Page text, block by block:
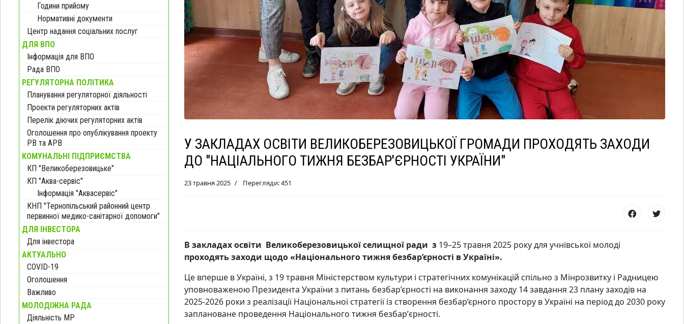
Години прийому
Нормативні документи
Центр надання соціальних послуг
ДЛЯ ВПО
Інформація для ВПО
Рада ВПО
РЕГУЛЯТОРНА ПОЛІТИКА
Планування регуляторної діяльності
Проекти регуляторних актів
Перелік діючих регуляторних актів
Оголошення про опублікування проекту
РВ та АРВ
КОМУНАЛЬНІ ПІДПРИЄМСТВА
КП "Великоберезовицьке"
КП "Аква-сервіс"
Інформація "Аквасервіс"
КНП "Тернопільський районний центр
первинної медико-санітарної допомоги"
ДЛЯ ІНВЕСТОРА
Для інвестора
АКТУАЛЬНО
COVID-19
Оголошення
Важливо
МОЛОДІЖНА РАДА
Діяльність МР
У ЗАКЛАДАХ ОСВІТИ ВЕЛИКОБЕРЕЗОВИЦЬКОЇ ГРОМАДИ ПРОХОДЯТЬ ЗАХОДИ
ДО "НАЦІАЛЬНОГО ТИЖНЯ БЕЗБАР'ЄРНОСТІ УКРАЇНИ"
23 травня 2025 Перегляди: 451
В закладах освіти Великоберезовицької селищної ради з 19–25 травня 2025 року для учнівської молоді
проходять заходи щодо «Національного тижня безбар’єрності в Україні».
Це вперше в Україні, з 19 травня Міністерством культури і стратегічних комунікацій спільно з Мінрозвитку і Радницею
уповноваженою Президента України з питань безбар’єрності на виконання заходу 14 завдання 23 плану заходів на
2025-2026 роки з реалізації Національної стратегії із створення безбар’єрного простору в Україні на період до 2030 року
заплановане проведення Національного тижня безбарʼєрності.